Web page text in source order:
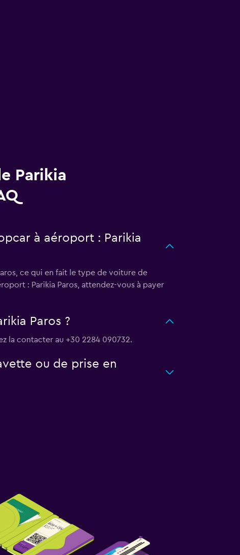
Parikia
à aéroport : Parikia
ce qui en fait le type de voiture de
: Parikia Paros, attendez-vous à payer
Paros ?
la contacter au +30 2284 090732.
ou de prise en